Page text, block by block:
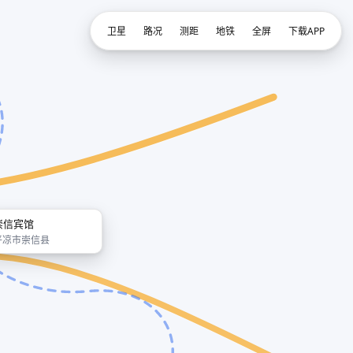
信宾馆
凉市崇信县
卫星 路况 测距 地铁 全屏 下载APP